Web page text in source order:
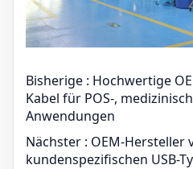
Bisherige : Hochwertige
Kabel für POS-,
Anwendungen
Nächster : OEM-Hersteller
kundenspezifischen USB-